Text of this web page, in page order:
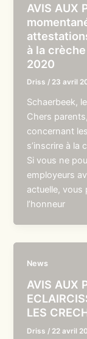
AVIS AUX
à la
2020
Driss / 23 avril
Schaerbeek,
Chers
concernant
s’inscrire à la
Si vous ne
employeurs
actuelle,
l’honneur
News
AVIS AUX
LES
Driss / 22 avril